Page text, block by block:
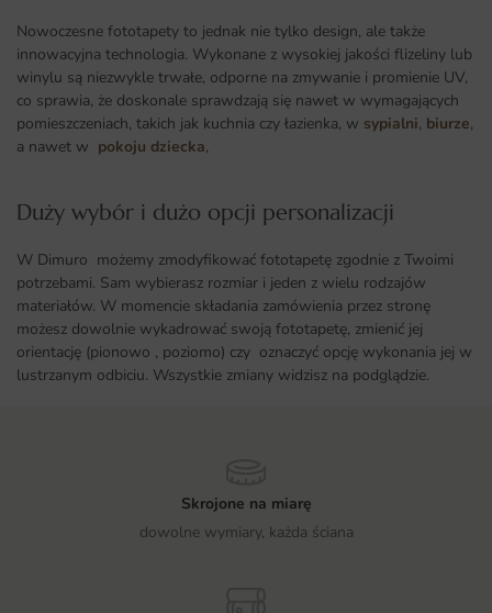
Nowoczesne fototapety to jednak nie tylko design, ale także
innowacyjna technologia. Wykonane z wysokiej jakości flizeliny lub
winylu są niezwykle trwałe, odporne na zmywanie i promienie UV,
co sprawia, że doskonale sprawdzają się nawet w wymagających
pomieszczeniach, takich jak kuchnia czy łazienka, w sypialni, biurze,
a nawet w pokoju dziecka,
Duży wybór i dużo opcji personalizacji ​
W Dimuro możemy zmodyfikować fototapetę zgodnie z Twoimi
potrzebami. Sam wybierasz rozmiar i jeden z wielu rodzajów
materiałów. W momencie składania zamówienia przez stronę
możesz dowolnie wykadrować swoją fototapetę, zmienić jej
orientację (pionowo , poziomo) czy oznaczyć opcję wykonania jej w
lustrzanym odbiciu. Wszystkie zmiany widzisz na podglądzie.
Skrojone na miarę
dowolne wymiary, każda ściana